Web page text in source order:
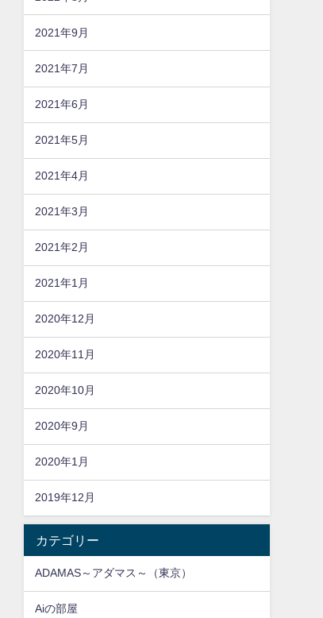
2021年9月
2021年7月
2021年6月
2021年5月
2021年4月
2021年3月
2021年2月
2021年1月
2020年12月
2020年11月
2020年10月
2020年9月
2020年1月
2019年12月
カテゴリー
ADAMAS～アダマス～（東京）
Aiの部屋